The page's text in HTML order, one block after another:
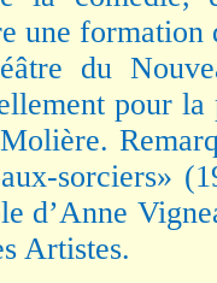
une formation
du
pour
sorciers»
d’Anne
Artistes.